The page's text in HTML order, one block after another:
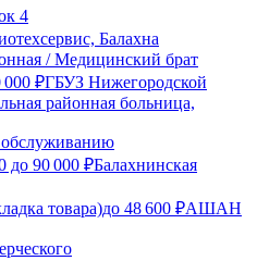
4
Балахна
/ Медицинский брат
000 ₽ГБУЗ Нижегородской
районная больница,
до 90 000 ₽Балахнинская
товара)до 48 600 ₽АШАН